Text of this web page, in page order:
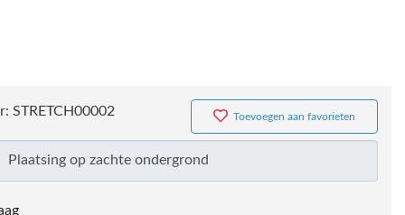
STRETCH00002 Toevoegen aan favorieten